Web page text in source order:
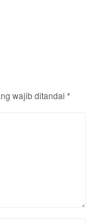
wajib ditandai *